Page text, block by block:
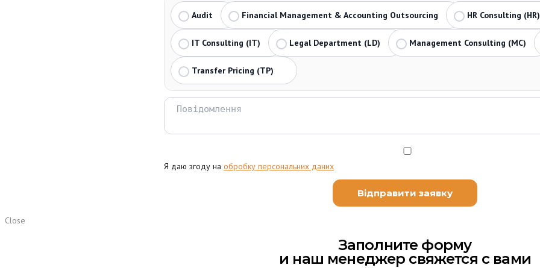
Audit Financial Management & Accounting Outsourcing HR Consulting (HR)
IT Consulting (IT) Legal Department (LD) Management Consulting (MC)
Transfer Pricing (TP)
Я даю згоду на обробку персональних даних
Close
Заполните форму
и наш менеджер свяжется с вами